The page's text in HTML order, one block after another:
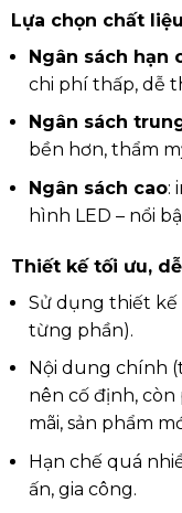
Lựa chọn chất
Ngân sách hạn
chi phí thấp, dễ
Ngân sách
bền hơn, thẩm
Ngân sách cao:
hình LED – nổi
Thiết kế tối ưu,
Sử dụng thiết
từng phần).
Nội dung chính
nên cố định,
mãi, sản phẩm
Hạn chế quá
ấn, gia công.